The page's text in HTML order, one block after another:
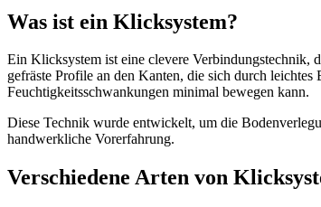
Was ist ein Klicksystem?
Ein Klicksystem ist eine clevere Verbindungstechnik,
gefräste Profile an den Kanten, die sich durch
Feuchtigkeitsschwankungen minimal bewegen kann.
Diese Technik wurde entwickelt, um die
handwerkliche Vorerfahrung.
Verschiedene Arten von